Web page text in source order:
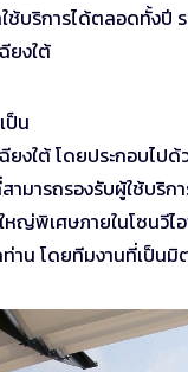
บริการได้ตลอดทั้งปี
ยงใต้
ป็น
ยงใต้ โดยประกอบไ
ามารถรองรับผู้ใช้บริ
ญ่พิเศษภายในโซนวี
าน โดยทีมงานที่เป็นมิ